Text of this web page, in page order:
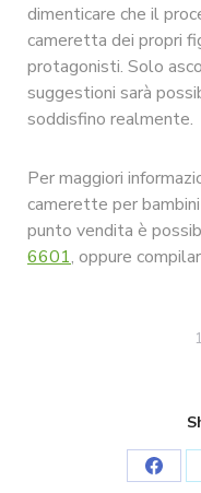
dimenticare che il
cameretta dei propri
protagonisti. Solo
suggestioni sarà
soddisfino realmente.
Per maggiori
camerette per
punto vendita è
6601, oppure
Share